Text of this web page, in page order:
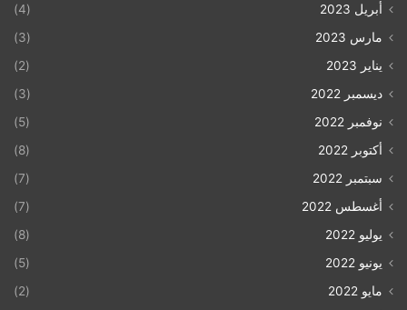
أبريل 2023
(4)
مارس 2023
(3)
يناير 2023
(2)
ديسمبر 2022
(3)
نوفمبر 2022
(5)
أكتوبر 2022
(8)
سبتمبر 2022
(7)
أغسطس 2022
(7)
يوليو 2022
(8)
يونيو 2022
(5)
مايو 2022
(2)